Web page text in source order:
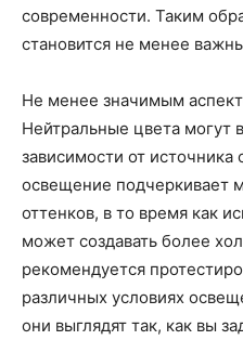
современности. Таким
становится не менее
Не менее значимым
Нейтральные цвета могут
зависимости от источника
освещение подчеркивает
оттенков, в то время как
может создавать более
рекомендуется
различных условиях
они выглядят так, как вы